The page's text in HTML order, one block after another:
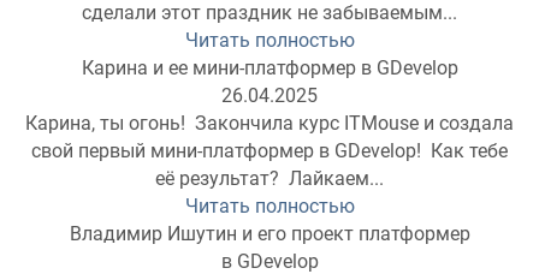
сделали этот праздник не забываемым...
Читать полностью
Карина и ее мини-платформер в GDevelop
26.04.2025
Карина, ты огонь! Закончила курс ITMouse и создала
свой первый мини-платформер в GDevelop! Как тебе
её результат? Лайкаем...
Читать полностью
Владимир Ишутин и его проект платформер
в GDevelop